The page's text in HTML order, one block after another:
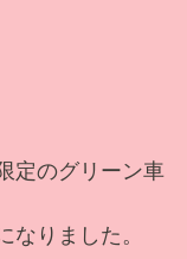
定のグリーン車
なりました。